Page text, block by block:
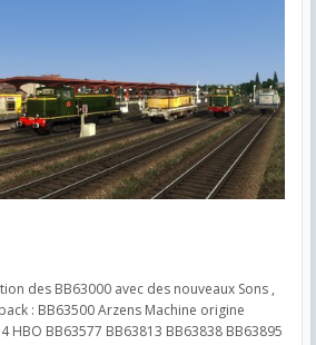
des BB63000 avec des nouveaux Sons ,
: BB63500 Arzens Machine origine
HBO BB63577 BB63813 BB63838 BB63895